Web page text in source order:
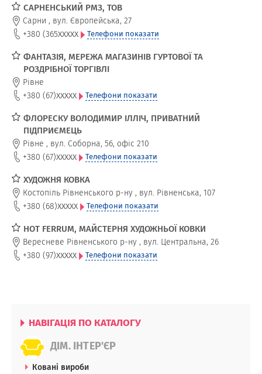
САРНЕНСЬКИЙ РМЗ, ТОВ
Сарни , вул. Європейська, 27
+380 (365xxxxx Телефони показати
ФАНТАЗІЯ, МЕРЕЖА МАГАЗИНІВ ГУРТОВОЇ ТА
РОЗДРІБНОЇ ТОРГІВЛІ
Рівне
+380 (67)xxxxx Телефони показати
ФЛОРЕСКУ ВОЛОДИМИР ІЛЛІЧ, ПРИВАТНИЙ
ПІДПРИЄМЕЦЬ
Рівне , вул. Соборна, 56, офіс 210
+380 (67)xxxxx Телефони показати
ХУДОЖНЯ КОВКА
Костопіль Рівненського р-ну , вул. Рівненська, 107
+380 (68)xxxxx Телефони показати
HOT FERRUM, МАЙСТЕРНЯ ХУДОЖНЬОЇ КОВКИ
Вересневе Рівненського р-ну , вул. Центральна, 26
+380 (97)xxxxx Телефони показати
НАВІГАЦІЯ ПО КАТАЛОГУ
ДІМ. ІНТЕР'ЄР
Ковані вироби